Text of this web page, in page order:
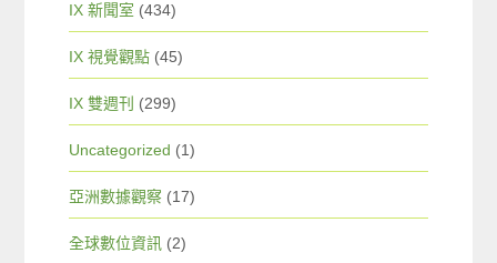
IX 新聞室 (434)
IX 視覺觀點 (45)
IX 雙週刊 (299)
Uncategorized (1)
亞洲數據觀察 (17)
全球數位資訊 (2)